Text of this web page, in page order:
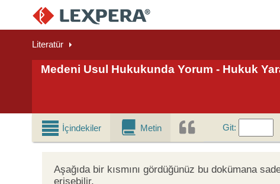
Literatür
Medeni Usul Hukukunda Yorum - Hukuk
İçindekiler Metin Git:
Aşağıda bir kısmını gördüğünüz bu dokümana
erişebilir.